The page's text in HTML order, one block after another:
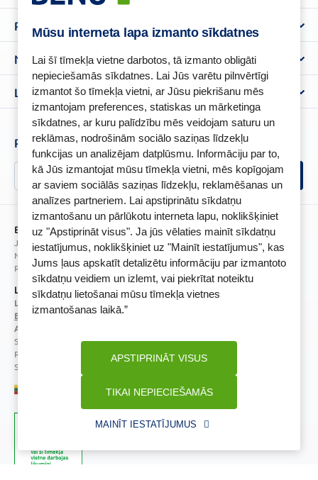
Mūsu interneta lapa izmanto sīkdatnes
Lai šī tīmekļa vietne darbotos, tā izmanto obligāti
nepieciešamās sīkdatnes. Lai Jūs varētu pilnvērtīgi
izmantot šo tīmekļa vietni, ar Jūsu piekrišanu mēs
izmantojam preferences, statiskas un mārketinga
sīkdatnes, ar kuru palīdzību mēs veidojam saturu un
reklāmas, nodrošinām sociālo saziņas līdzekļu
funkcijas un analizējam datplūsmu. Informāciju par to,
kā Jūs izmantojat mūsu tīmekļa vietni, mēs kopīgojam
ar saviem sociālās saziņas līdzekļu, reklamēšanas un
analīzes partneriem. Lai apstiprinātu sīkdatņu
izmantošanu un pārlūkotu interneta lapu, noklikšķiniet
uz "Apstiprināt visus". Ja jūs vēlaties mainīt sīkdatņu
iestatījumus, noklikšķiniet uz "Mainīt iestatījumus", kas
Jums ļaus apskatīt detalizētu informāciju par izmantoto
sīkdatņu veidiem un izlemt, vai piekrītat noteiktu
sīkdatņu lietošanai mūsu tīmekļa vietnes
izmantošanas laikā.”
TIKAI NEPIECIEŠAMĀS
APSTIPRINĀT VISUS
MAINĪT IESTATĪJUMUS
Par BENU
Benu Blogs
Aptiekas
Palīdzība un informācija
BENU Aptieka kontakti
Piegāde
Biežāk uzdotie jautājumi
Kā iepirkties
Noteikumi
Lietošanas noteikumi
Atteikuma tiesību veidlapa
Privātuma politika
Sīkfailu politika
Videonovērošanas politika
Lojalitātes programma
BENU karte
Senioru priekšrocības
Īpašās priekšrocības
BENU lietotne
BENU lojalitātes programmas noteikumi
Piesakies un esi pirmais, kas uzzina BENU jaunumus!
BENU Aptieka Latvija, SIA
Juridiskā adrese / Faktiskā adrese:
Noliktavu iela 5, Dreiliņi, Stopiņu novads, LV-2130
Reģistrācijas Nr.: 40003252167
Licence
Licences numurs:
E-aptiekas kontakti
Aptiekas vadītāja:
Sertificēta farmaceite: Jeļena Gončarova
Reģistrācijas Nr.: F-0834
Sertifikāta Nr.: 092.2020